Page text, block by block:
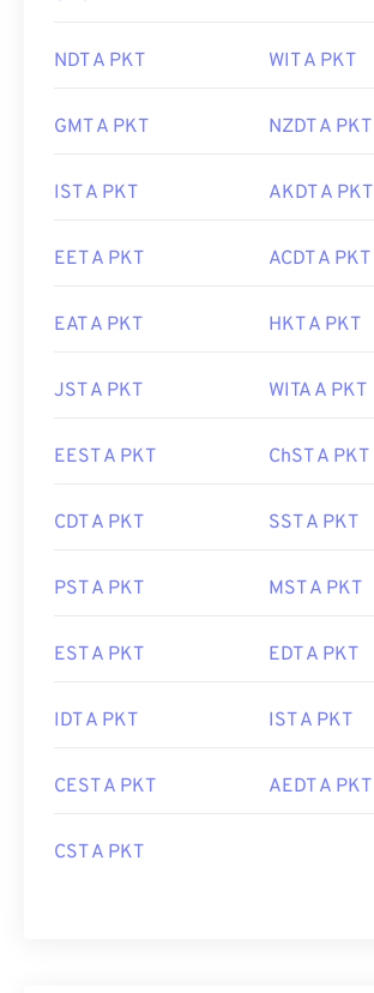
NDT A PKT WIT A PKT
GMT A PKT NZDT A PKT
IST A PKT AKDT A PKT
EET A PKT ACDT A PKT
EAT A PKT HKT A PKT
JST A PKT WITA A PKT
EEST A PKT ChST A PKT
CDT A PKT SST A PKT
PST A PKT MST A PKT
EST A PKT EDT A PKT
IDT A PKT IST A PKT
CEST A PKT AEDT A PKT
CST A PKT